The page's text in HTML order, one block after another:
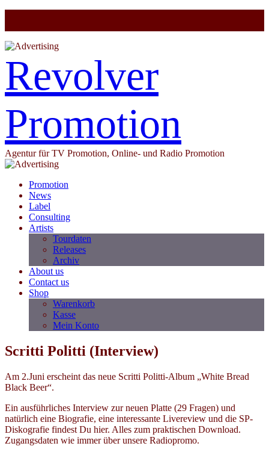
Revolver
Promotion
Agentur für TV Promotion, Online- und Radio Promotion
Promotion
News
Label
Consulting
Artists
Tourdaten
Releases
Archiv
About us
Contact us
Shop
Warenkorb
Kasse
Mein Konto
Scritti Politti (Interview)
Am 2.Juni erscheint das neue Scritti Politti-Album „White Bread
Black Beer“.
Ein ausführliches Interview zur neuen Platte (29 Fragen) und
natürlich eine Biografie, eine interessante Livereview und die SP-
Diskografie findest Du hier. Alles zum praktischen Download.
Zugangsdaten wie immer über unsere Radiopromo.